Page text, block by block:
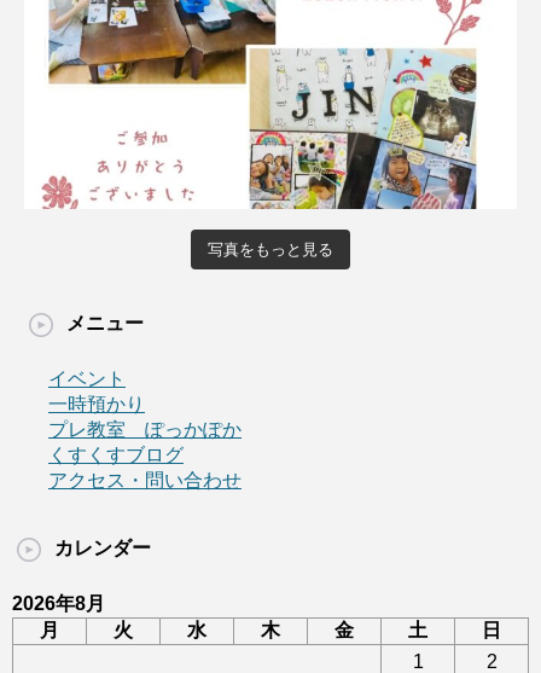
写真をもっと見る
メニュー
イベント
一時預かり
プレ教室 ぽっかぽか
くすくすブログ
アクセス・問い合わせ
カレンダー
2026年8月
月
火 水 木 金 土
日
1
2